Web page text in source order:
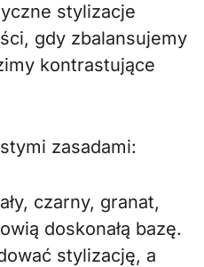
stylizacje
gdy zbalansujemy
kontrastujące
zasadami:
czarny, granat,
doskonałą bazę.
stylizację, a